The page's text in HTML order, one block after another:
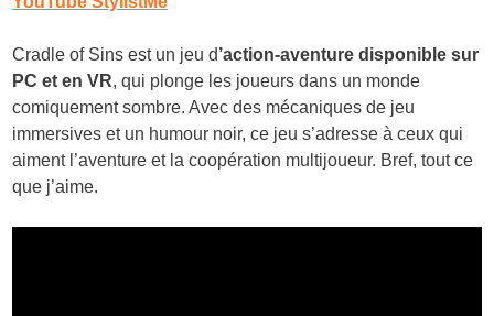
Cradle of Sins est un jeu d’action-aventure disponible sur
PC et en VR, qui plonge les joueurs dans un monde
comiquement sombre. Avec des mécaniques de jeu
immersives et un humour noir, ce jeu s’adresse à ceux qui
aiment l’aventure et la coopération multijoueur. Bref, tout ce
que j’aime.